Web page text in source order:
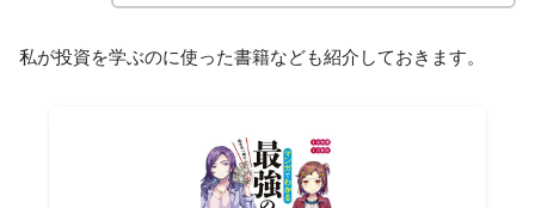
私が投資を学ぶのに使った書籍なども紹介しておきます。